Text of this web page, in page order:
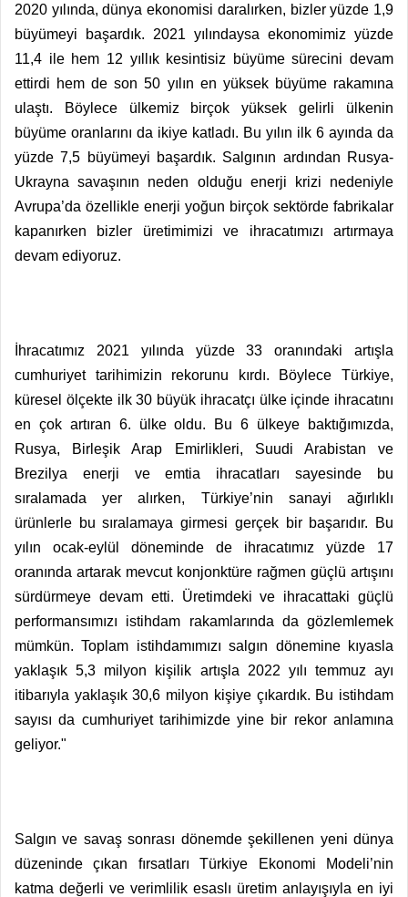
2020 yılında, dünya ekonomisi daralırken, bizler yüzde 1,9
büyümeyi başardık. 2021 yılındaysa ekonomimiz yüzde
11,4 ile hem 12 yıllık kesintisiz büyüme sürecini devam
ettirdi hem de son 50 yılın en yüksek büyüme rakamına
ulaştı. Böylece ülkemiz birçok yüksek gelirli ülkenin
büyüme oranlarını da ikiye katladı. Bu yılın ilk 6 ayında da
yüzde 7,5 büyümeyi başardık. Salgının ardından Rusya-
Ukrayna savaşının neden olduğu enerji krizi nedeniyle
Avrupa’da özellikle enerji yoğun birçok sektörde fabrikalar
kapanırken bizler üretimimizi ve ihracatımızı artırmaya
devam ediyoruz.
İhracatımız 2021 yılında yüzde 33 oranındaki artışla
cumhuriyet tarihimizin rekorunu kırdı. Böylece Türkiye,
küresel ölçekte ilk 30 büyük ihracatçı ülke içinde ihracatını
en çok artıran 6. ülke oldu. Bu 6 ülkeye baktığımızda,
Rusya, Birleşik Arap Emirlikleri, Suudi Arabistan ve
Brezilya enerji ve emtia ihracatları sayesinde bu
sıralamada yer alırken, Türkiye’nin sanayi ağırlıklı
ürünlerle bu sıralamaya girmesi gerçek bir başarıdır. Bu
yılın ocak-eylül döneminde de ihracatımız yüzde 17
oranında artarak mevcut konjonktüre rağmen güçlü artışını
sürdürmeye devam etti. Üretimdeki ve ihracattaki güçlü
performansımızı istihdam rakamlarında da gözlemlemek
mümkün. Toplam istihdamımızı salgın dönemine kıyasla
yaklaşık 5,3 milyon kişilik artışla 2022 yılı temmuz ayı
itibarıyla yaklaşık 30,6 milyon kişiye çıkardık. Bu istihdam
sayısı da cumhuriyet tarihimizde yine bir rekor anlamına
geliyor."
Salgın ve savaş sonrası dönemde şekillenen yeni dünya
düzeninde çıkan fırsatları Türkiye Ekonomi Modeli’nin
katma değerli ve verimlilik esaslı üretim anlayışıyla en iyi